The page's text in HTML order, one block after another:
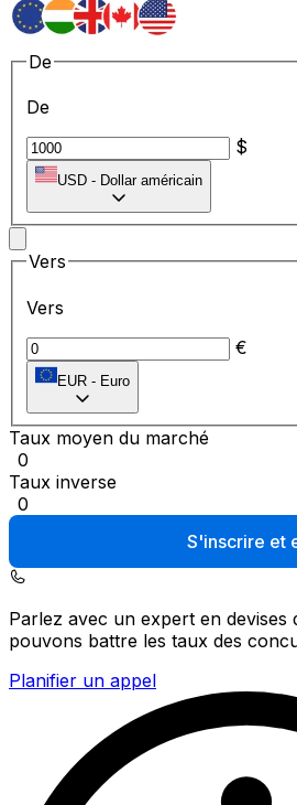
De
De
$
USD - Dollar américain
Vers
Vers
€
EUR - Euro
Taux moyen du marché
0
Taux inverse
0
S'inscrire et
Parlez avec un expert en devises
pouvons battre les taux des
Planifier un appel